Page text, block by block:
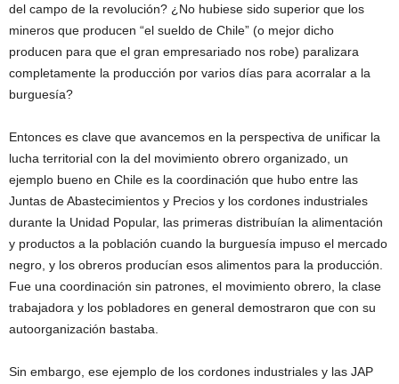
del campo de la revolución? ¿No hubiese sido superior que los
mineros que producen “el sueldo de Chile” (o mejor dicho
producen para que el gran empresariado nos robe) paralizara
completamente la producción por varios días para acorralar a la
burguesía?
Entonces es clave que avancemos en la perspectiva de unificar la
lucha territorial con la del movimiento obrero organizado, un
ejemplo bueno en Chile es la coordinación que hubo entre las
Juntas de Abastecimientos y Precios y los cordones industriales
durante la Unidad Popular, las primeras distribuían la alimentación
y productos a la población cuando la burguesía impuso el mercado
negro, y los obreros producían esos alimentos para la producción.
Fue una coordinación sin patrones, el movimiento obrero, la clase
trabajadora y los pobladores en general demostraron que con su
autoorganización bastaba.
Sin embargo, ese ejemplo de los cordones industriales y las JAP